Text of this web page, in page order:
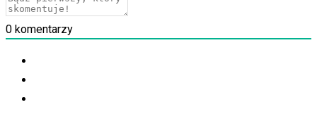
0 komentarzy